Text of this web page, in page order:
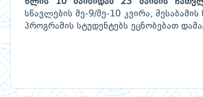
წლის 10 მაისიდან 23 მაისის
სწავლების მე-9/მე-10 კვირა,
პროგრამის სტუდენტებს ეცნობებათ